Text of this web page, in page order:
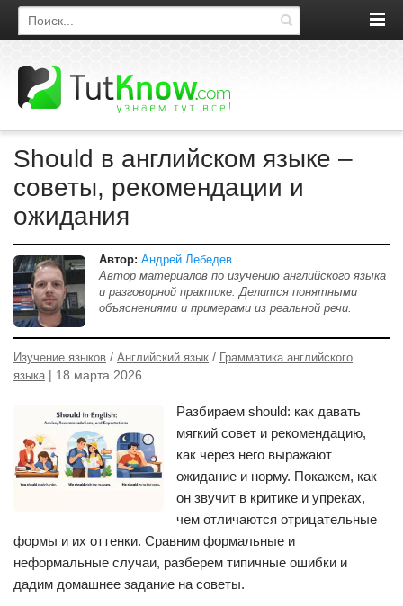
Поиск по сайту
Should в английском языке –
советы, рекомендации и
ожидания
Автор: Андрей Лебедев
Автор материалов по изучению английского языка
и разговорной практике. Делится понятными
объяснениями и примерами из реальной речи.
Изучение языков / Английский язык /
Грамматика английского
языка | 18 марта 2026
Разбираем should: как давать
мягкий совет и рекомендацию,
как через него выражают
ожидание и норму. Покажем, как
он звучит в критике и упреках,
чем отличаются отрицательные
формы и их оттенки. Сравним формальные и
неформальные случаи, разберем типичные ошибки и
дадим домашнее задание на советы.